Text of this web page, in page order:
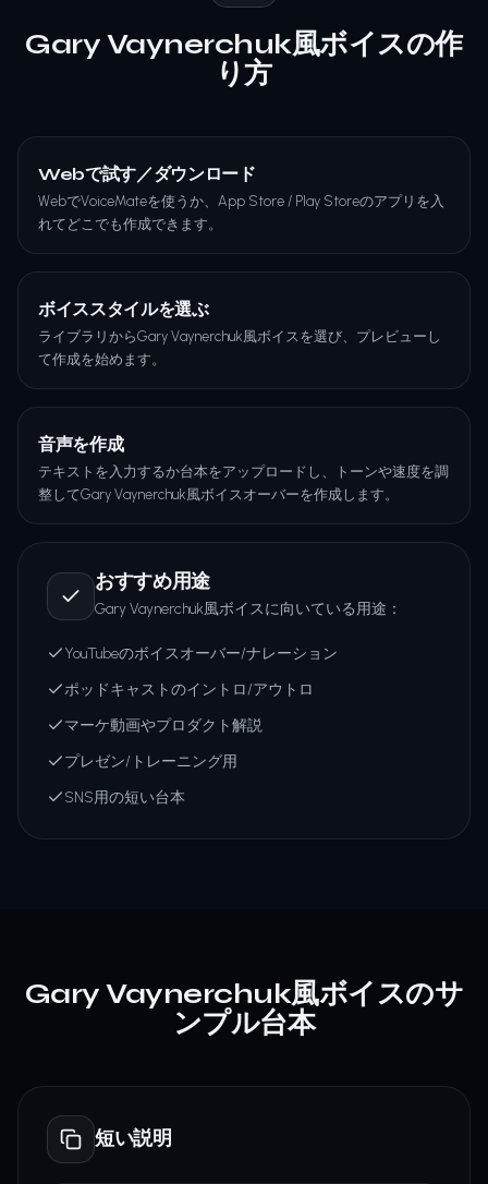
Gary Vaynerchuk風ボイスの作
り方
Webで試す／ダウンロード
WebでVoiceMateを使うか、App Store / Play Storeのアプリを入
れてどこでも作成できます。
ボイススタイルを選ぶ
ライブラリからGary Vaynerchuk風ボイスを選び、プレビューし
て作成を始めます。
音声を作成
テキストを入力するか台本をアップロードし、トーンや速度を調
整してGary Vaynerchuk風ボイスオーバーを作成します。
おすすめ用途
Gary Vaynerchuk風ボイスに向いている用途：
YouTubeのボイスオーバー/ナレーション
ポッドキャストのイントロ/アウトロ
マーケ動画やプロダクト解説
プレゼン/トレーニング用
SNS用の短い台本
Gary Vaynerchuk風ボイスのサ
ンプル台本
短い説明